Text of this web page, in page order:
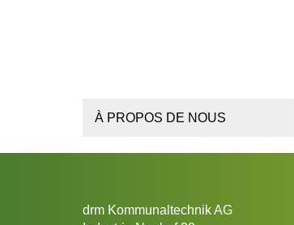
À PROPOS DE NOUS
drm Kommunaltechnik AG